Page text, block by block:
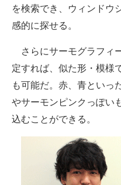
ちょっと気になるネットの
を検索でき、ウィンドウ
感的に探せる。
さらにサーモグラフィ
定すれば、似た形・模様
も可能だ。赤、青といっ
やサーモンピンクっぽい
込むことができる。